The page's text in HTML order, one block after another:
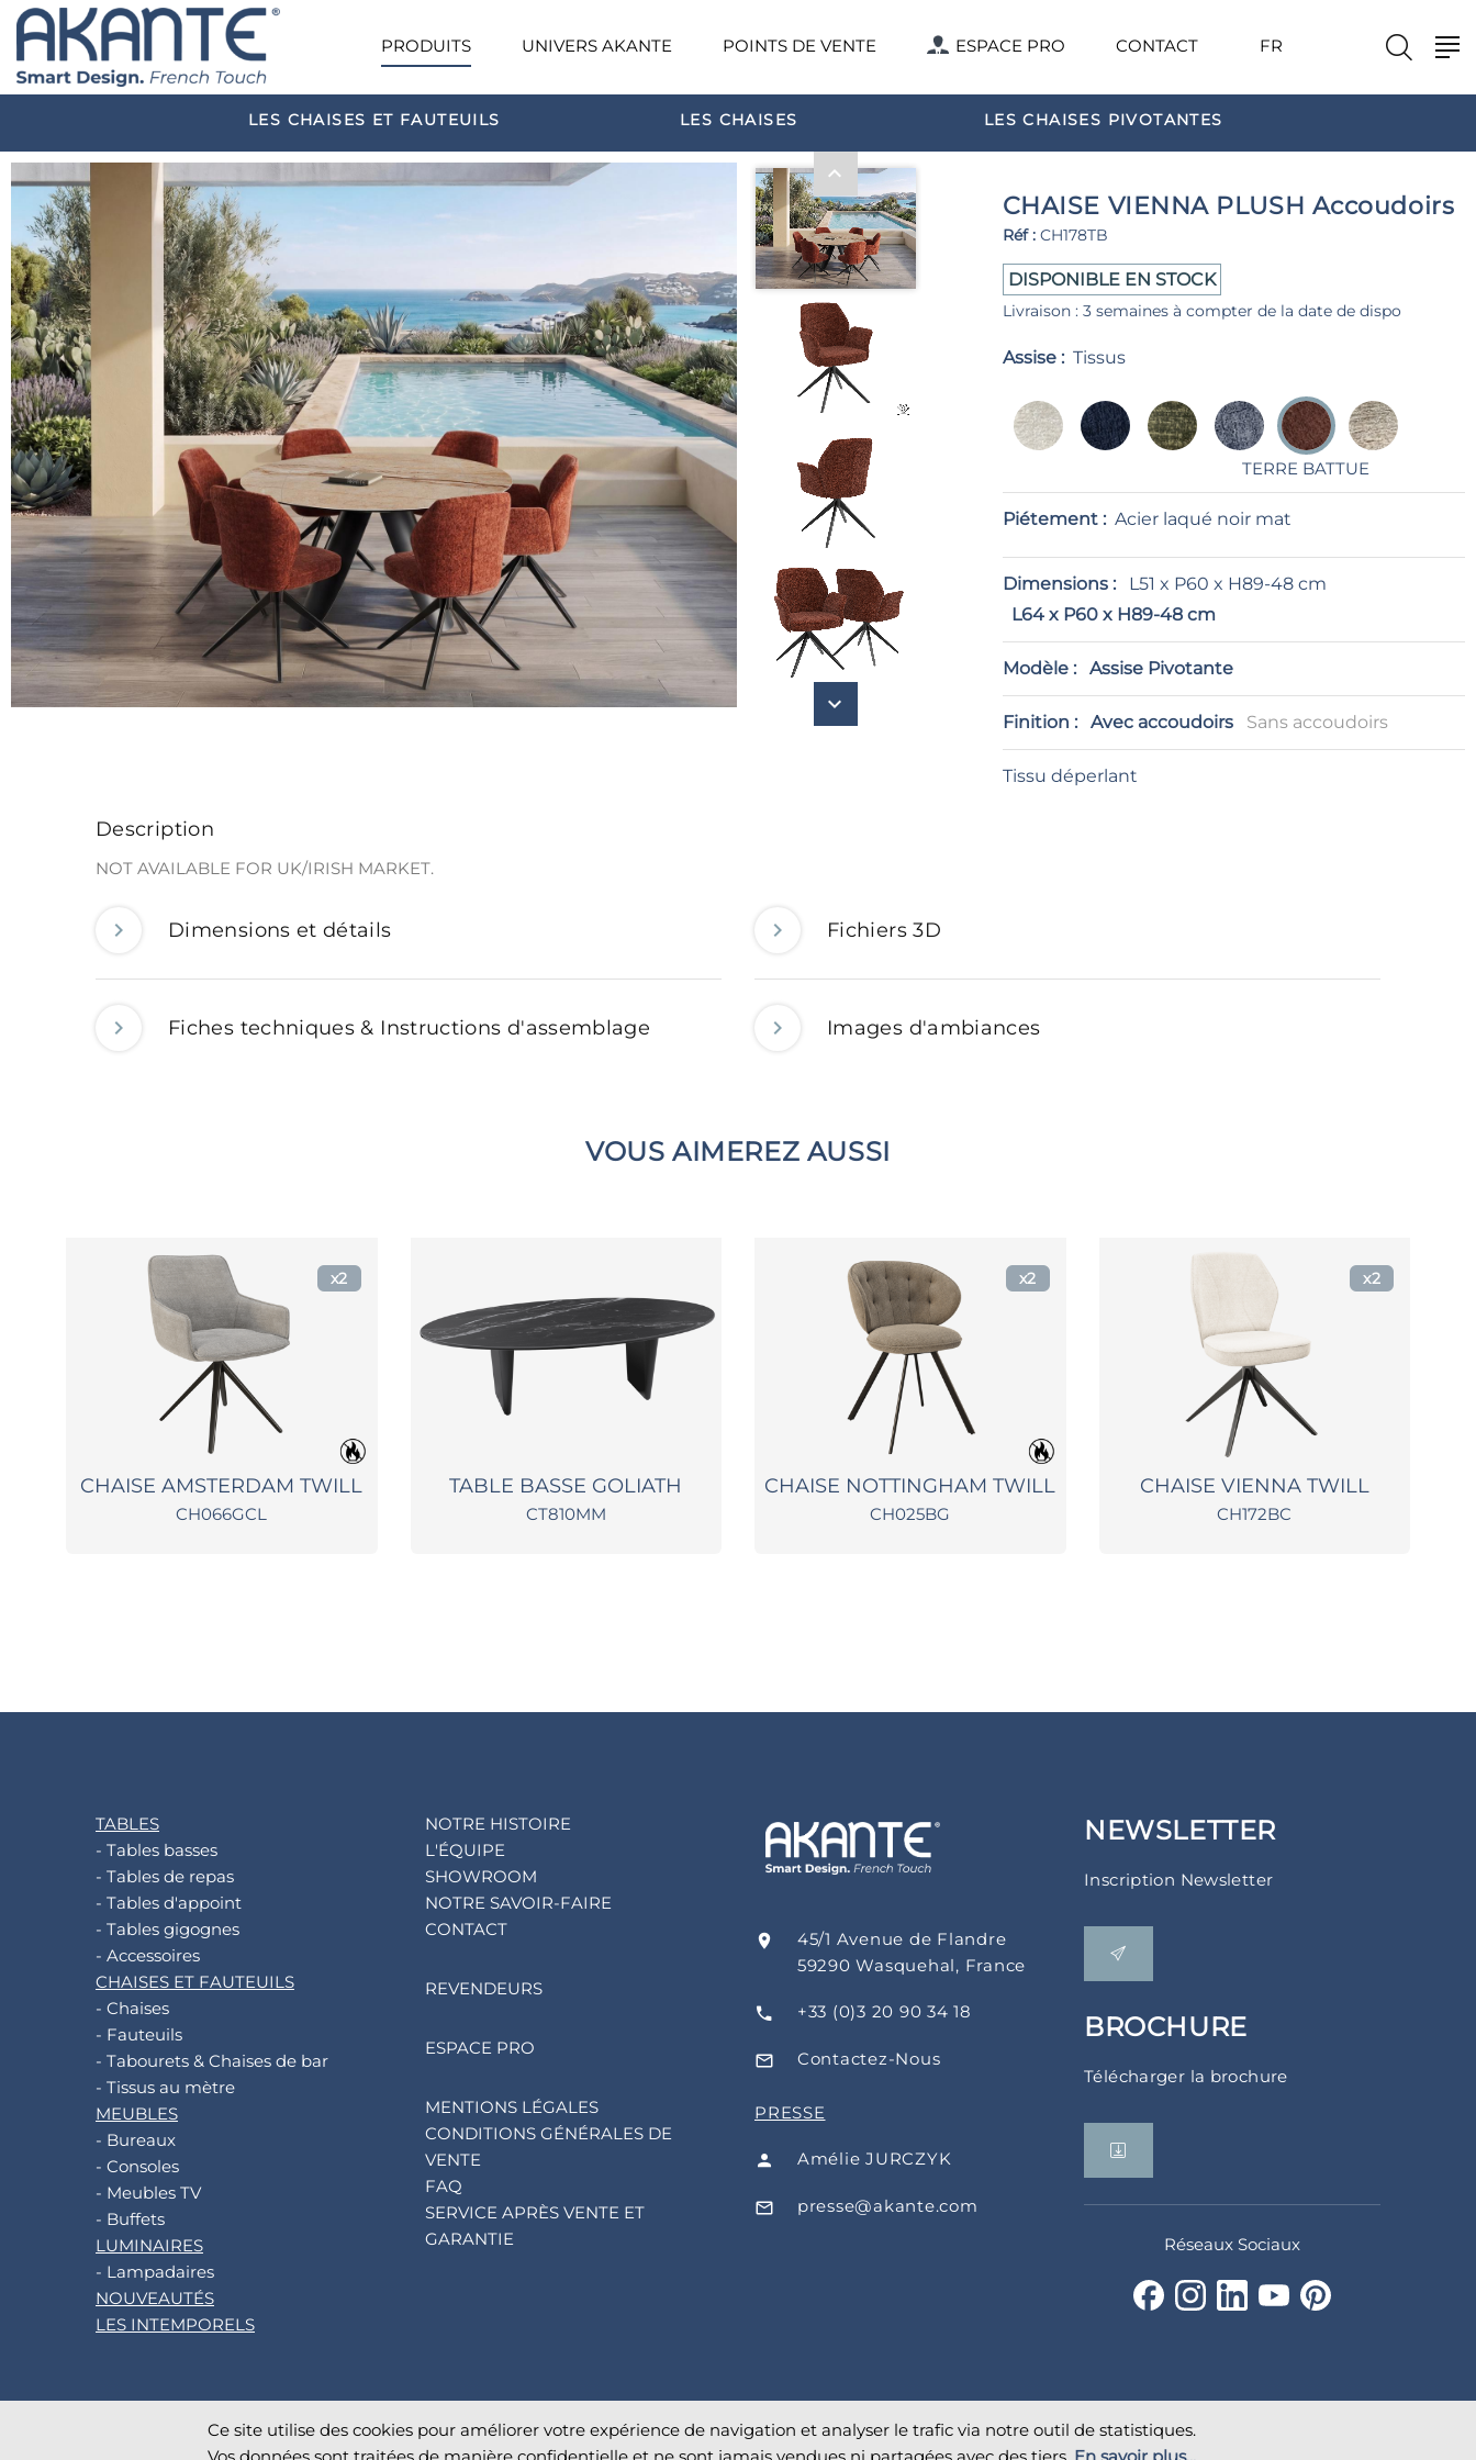
PRODUITS UNIVERS AKANTE POINTS DE VENTE ESPACE PRO CONTACT FR
LES CHAISES ET FAUTEUILS LES CHAISES LES CHAISES PIVOTANTES
CHAISE VIENNA PLUSH Accoudoirs
Réf :CH178TB
DISPONIBLE EN STOCK
Livraison : 3 semaines à compter de la date de dispo
Assise : Tissus
TERRE BATTUE
Piétement : Acier laqué noir mat
Dimensions :
L51 x P60 x H89-48 cm
L64 x P60 x H89-48 cm
Modèle : Assise Pivotante
Finition : Avec accoudoirs Sans accoudoirs
Tissu déperlant
Description
NOT AVAILABLE FOR UK/IRISH MARKET.
Dimensions et détails
Fiches techniques & Instructions d'assemblage
Fichiers 3D
Images d'ambiances
VOUS AIMEREZ AUSSI
CHAISE AMSTERDAM TWILL
CH066GCL
x2
TABLE BASSE GOLIATH
CT810MM
CHAISE NOTTINGHAM TWILL
CH025BG
x2
CHAISE VIENNA TWILL
CH172BC
x2
TABLES
- Tables basses
- Tables de repas
- Tables d'appoint
- Tables gigognes
- Accessoires
CHAISES ET FAUTEUILS
- Chaises
- Fauteuils
- Tabourets & Chaises de bar
- Tissus au mètre
MEUBLES
- Bureaux
- Consoles
- Meubles TV
- Buffets
LUMINAIRES
- Lampadaires
NOUVEAUTÉS
LES INTEMPORELS
NOTRE HISTOIRE
L'ÉQUIPE
SHOWROOM
NOTRE SAVOIR-FAIRE
CONTACT
REVENDEURS
ESPACE PRO
MENTIONS LÉGALES
CONDITIONS GÉNÉRALES DE
VENTE
FAQ
SERVICE APRÈS VENTE ET
GARANTIE
45/1 Avenue de Flandre
59290 Wasquehal, France
+33 (0)3 20 90 34 18
Contactez-Nous
PRESSE
Amélie JURCZYK
presse@akante.com
NEWSLETTER
Inscription Newsletter
BROCHURE
Télécharger la brochure
Réseaux Sociaux
AKANTE . All rights reserved.
Ce site utilise des cookies pour améliorer votre expérience de navigation et analyser le trafic via notre outil de statistiques.